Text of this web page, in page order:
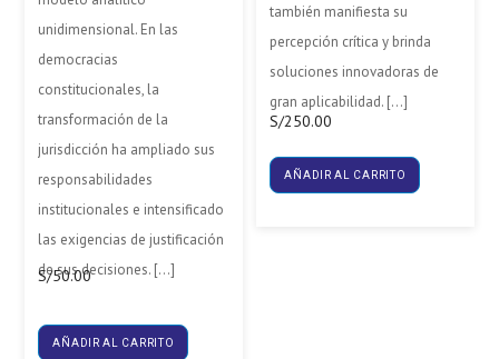
S/50.00
unidimensional. En las
democracias
constitucionales, la
transformación de la
jurisdicción ha ampliado sus
responsabilidades
institucionales e intensificado
las exigencias de justificación
de sus decisiones. […]
AÑADIR AL CARRITO
S/250.00
también manifiesta su
percepción crítica y brinda
soluciones innovadoras de
gran aplicabilidad. […]
AÑADIR AL CARRITO